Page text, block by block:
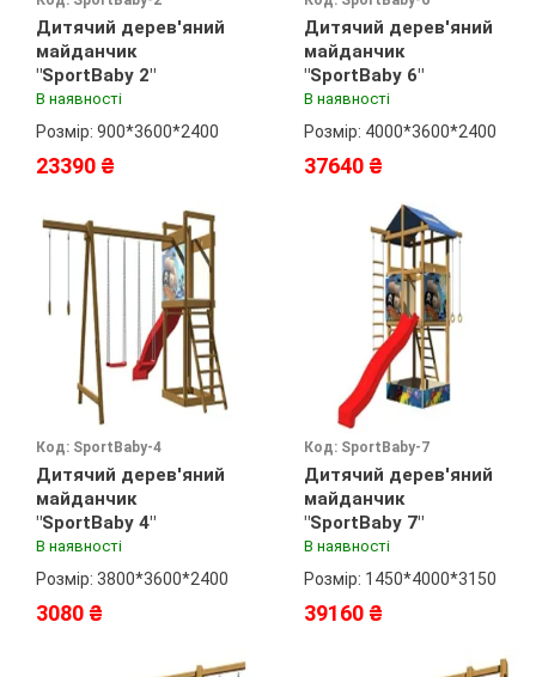
Дитячий дерев'яний
майданчик
"SportBaby 2"
В наявності
Розмір: 900*3600*2400
23390 ₴
Дитячий дерев'яний
майданчик
"SportBaby 6"
В наявності
Розмір: 4000*3600*2400
37640 ₴
Код: SportBaby-4
Дитячий дерев'яний
майданчик
"SportBaby 4"
В наявності
Розмір: 3800*3600*2400
3080 ₴
Код: SportBaby-7
Дитячий дерев'яний
майданчик
"SportBaby 7"
В наявності
Розмір: 1450*4000*3150
39160 ₴